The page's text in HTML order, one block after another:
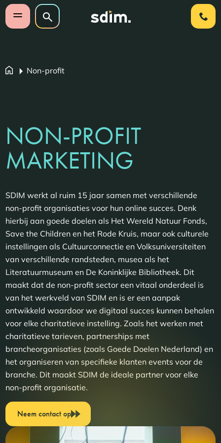
Navigatie overslaan
Open mobiel menu
Zoeken op website
Zoeken
Non-profit
NON-PROFIT
MARKETING
SDIM werkt al ruim 15 jaar samen met verschillende
non-profit organisaties voor hun online succes. Denk
hierbij aan goede doelen als Het Wereld Natuur Fonds,
Save the Children en het Rode Kruis, maar ook culturele
instellingen als Cultuurconnectie en Volksuniversiteiten
van verschillende randsteden, musea als het
Literatuurmuseum en De Koninklijke Bibliotheek. Dit
maakt dat de non-profit sector een vitaal onderdeel is
van het werkveld van SDIM en is er een aanpak
ontwikkeld waardoor we digitaal succes kunnen behalen
voor elke charitatieve instelling. Zoals het werken met
charitatieve tarieven, partnerships met
brancheorganisaties (zoals Goede Doelen Nederland) en
het organiseren van specifieke klanten events voor de
branche. Dit maakt SDIM de ideale partner voor elke
non-profit organisatie.
Neem contact op